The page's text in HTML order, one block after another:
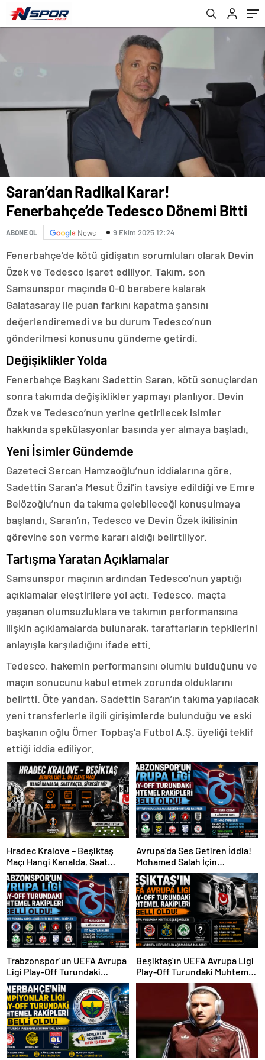
Saran’dan Radikal Karar!
Fenerbahçe’de Tedesco Dönemi Bitti
ABONE OL News 9 Ekim 2025 12:24
Fenerbahçe’de kötü gidişatın sorumluları olarak Devin
Özek ve Tedesco işaret ediliyor. Takım, son
Samsunspor maçında 0-0 berabere kalarak
Galatasaray ile puan farkını kapatma şansını
değerlendiremedi ve bu durum Tedesco’nun
gönderilmesi konusunu gündeme getirdi.
Değişiklikler Yolda
Fenerbahçe Başkanı Sadettin Saran, kötü sonuçlardan
sonra takımda değişiklikler yapmayı planlıyor. Devin
Özek ve Tedesco’nun yerine getirilecek isimler
hakkında spekülasyonlar basında yer almaya başladı.
Yeni İsimler Gündemde
Gazeteci Sercan Hamzaoğlu’nun iddialarına göre,
Sadettin Saran’a Mesut Özil’in tavsiye edildiği ve Emre
Belözoğlu’nun da takıma gelebileceği konuşulmaya
başlandı. Saran’ın, Tedesco ve Devin Özek ikilisinin
görevine son verme kararı aldığı belirtiliyor.
Tartışma Yaratan Açıklamalar
Samsunspor maçının ardından Tedesco’nun yaptığı
açıklamalar eleştirilere yol açtı. Tedesco, maçta
yaşanan olumsuzluklara ve takımın performansına
ilişkin açıklamalarda bulunarak, taraftarların tepkilerini
anlayışla karşıladığını ifade etti.
Tedesco, hakemin performansını olumlu bulduğunu ve
maçın sonucunu kabul etmek zorunda olduklarını
belirtti. Öte yandan, Sadettin Saran’ın takıma yapılacak
yeni transferlerle ilgili girişimlerde bulunduğu ve eski
başkanın oğlu Ömer Topbaş’a Futbol A.Ş. üyeliği teklif
ettiği iddia ediliyor.
Hradec Kralove – Beşiktaş
Maçı Hangi Kanalda, Saat
Kaçta, Şifresiz Mi?
Avrupa’da Ses Getiren İddia!
Mohamed Salah İçin
Trabzonspor Sürprizi
Trabzonspor’un UEFA Avrupa
Ligi Play-Off Turundaki
Muhtemel Rakipleri Belli
Oldu!
Beşiktaş’ın UEFA Avrupa Ligi
Play-Off Turundaki Muhtemel
Rakipleri Belli Oldu! Avrupa
Yolunda Kritik Eşleşmeler